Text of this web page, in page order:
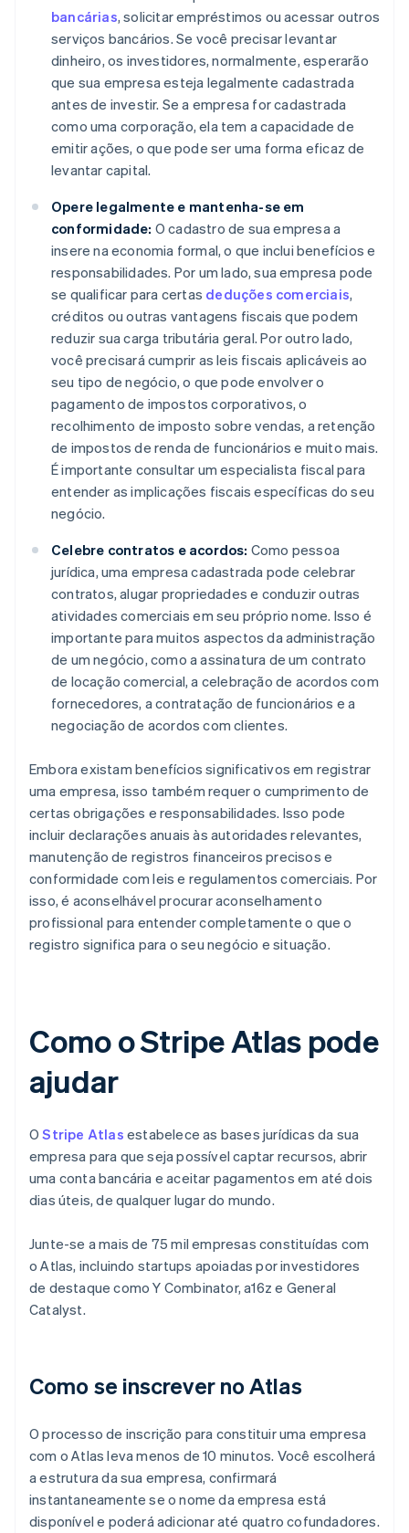
bancárias, solicitar empréstimos ou acessar outros
serviços bancários. Se você precisar levantar
dinheiro, os investidores, normalmente, esperarão
que sua empresa esteja legalmente cadastrada
antes de investir. Se a empresa for cadastrada
como uma corporação, ela tem a capacidade de
emitir ações, o que pode ser uma forma eficaz de
levantar capital.
Opere legalmente e mantenha-se em
conformidade: O cadastro de sua empresa a
insere na economia formal, o que inclui benefícios e
responsabilidades. Por um lado, sua empresa pode
se qualificar para certas deduções comerciais,
créditos ou outras vantagens fiscais que podem
reduzir sua carga tributária geral. Por outro lado,
você precisará cumprir as leis fiscais aplicáveis ao
seu tipo de negócio, o que pode envolver o
pagamento de impostos corporativos, o
recolhimento de imposto sobre vendas, a retenção
de impostos de renda de funcionários e muito mais.
É importante consultar um especialista fiscal para
entender as implicações fiscais específicas do seu
negócio.
Celebre contratos e acordos: Como pessoa
jurídica, uma empresa cadastrada pode celebrar
contratos, alugar propriedades e conduzir outras
atividades comerciais em seu próprio nome. Isso é
importante para muitos aspectos da administração
de um negócio, como a assinatura de um contrato
de locação comercial, a celebração de acordos com
fornecedores, a contratação de funcionários e a
negociação de acordos com clientes.
Embora existam benefícios significativos em registrar
uma empresa, isso também requer o cumprimento de
certas obrigações e responsabilidades. Isso pode
incluir declarações anuais às autoridades relevantes,
manutenção de registros financeiros precisos e
conformidade com leis e regulamentos comerciais. Por
isso, é aconselhável procurar aconselhamento
profissional para entender completamente o que o
registro significa para o seu negócio e situação.
Como o Stripe Atlas pode
ajudar
OStripe Atlas estabelece as bases jurídicas da sua
empresa para que seja possível captar recursos, abrir
uma conta bancária e aceitar pagamentos em até dois
dias úteis, de qualquer lugar do mundo.
Junte-se a mais de 75 mil empresas constituídas com
o Atlas, incluindo startups apoiadas por investidores
de destaque como Y Combinator, a16z e General
Catalyst.
Como se inscrever no Atlas
O processo de inscrição para constituir uma empresa
com o Atlas leva menos de 10 minutos. Você escolherá
a estrutura da sua empresa, confirmará
instantaneamente se o nome da empresa está
disponível e poderá adicionar até quatro cofundadores.